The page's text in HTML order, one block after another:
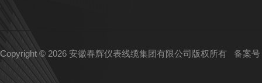
Copyright © 2026 安徽春辉仪表线缆集团有限公司版权所有 备案号